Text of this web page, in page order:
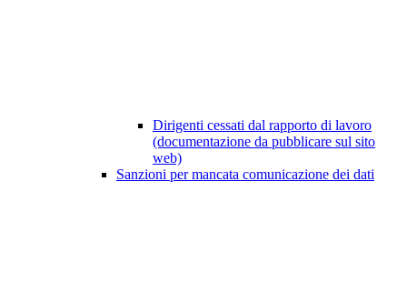
Dirigenti cessati dal rapporto di lavoro
(documentazione da pubblicare sul sito
web)
Sanzioni per mancata comunicazione dei dati